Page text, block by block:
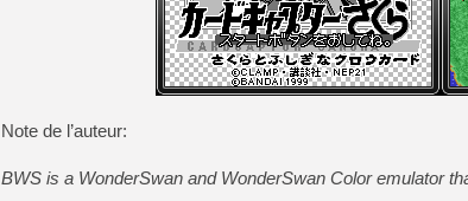
Note de l’auteur:
BWS is a WonderSwan and WonderSwan Color emulator